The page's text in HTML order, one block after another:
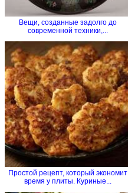
Вещи, созданные задолго до
современной техники,...
Простой рецепт, который экономит
время у плиты. Куриные...